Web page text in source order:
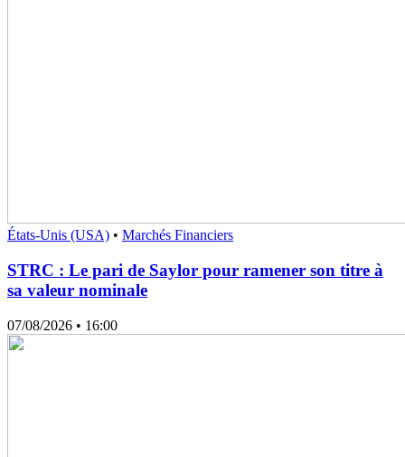
États-Unis (USA) • Marchés Financiers
STRC : Le pari de Saylor pour ramener son titre à
sa valeur nominale
07/08/2026 • 16:00